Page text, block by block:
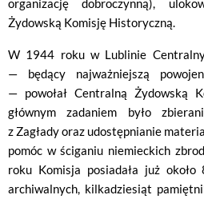
organizację dobroczynną),
Żydowską Komisję Historyczną.
W 1944 roku w Lublinie
— będący najważniejszą
— powołał Centralną Żydowską
głównym zadaniem było
z Zagłady oraz udostępnianie
pomóc w ściganiu niemieckich
roku Komisja posiadała już
archiwalnych, kilkadziesiąt